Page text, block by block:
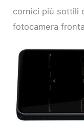
cornici più sottili
fotocamera